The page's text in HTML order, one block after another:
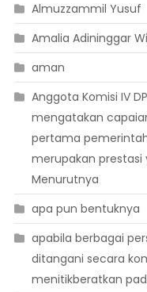
Almuzzammil Yusuf
Amalia Adininggar
aman
Anggota Komisi IV
mengatakan
pertama
merupakan prestasi
Menurutnya
apa pun bentuknya
apabila berbagai
ditangani secara
menitikberatkan